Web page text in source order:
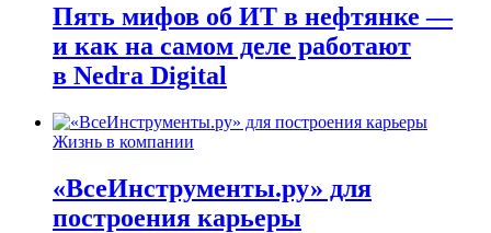
Пять мифов об ИТ в нефтянке —
и как на самом деле работают
в Nedra Digital
Жизнь в компании
«ВсеИнструменты.ру» для
построения карьеры